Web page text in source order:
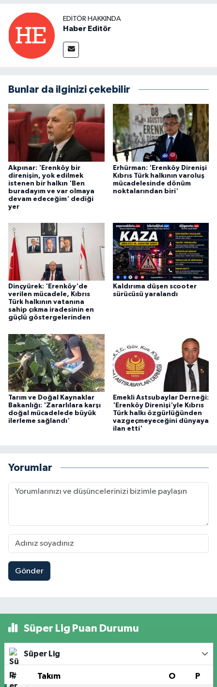
EDITÖR HAKKINDA
Haber Editör
Bunlar da ilginizi çekebilir
Akpınar: 'Erenköy bir
direnişin, yok edilmek
istenen bir halkın 'Ben
buradayım ve var olmaya
devam edeceğim' dediği
yer
Erhürman: 'Erenköy Direnişi
Kıbrıs Türk halkının varoluş
mücadelesinde dönüm
noktalarından biri'
Dinçyürek: 'Erenköy'de
verilen mücadele, Kıbrıs
Türk halkının vatanına
sahip çıkma iradesinin en
güçlü göstergelerinden
Kaldırıma düşen scooter
sürücüsü yaralandı
Tarım ve Doğal Kaynaklar
Bakanlığı: 'Zararlılara karşı
doğal mücadelede büyük
ilerleme sağlandı'
Emekli Astsubaylar Derneği:
'Erenköy Direnişi'yle Kıbrıs
Türk halkı özgürlüğünden
vazgeçmeyeceğini dünyaya
ilan etti'
Yorumlar
Gönder
Süper Lig Puan Durumu
Süper Lig
# Takım O P